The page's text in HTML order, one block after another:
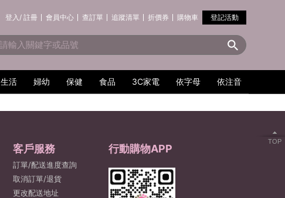
登記活動
登入/ 註冊 會員中心 查訂單 追蹤清單 折價券 購物車
生活 婦幼 保健 食品 3C家電 依字母 依注音
TOP
客戶服務
訂單/配送進度查詢
取消訂單/退貨
更改配送地址
行動購物APP